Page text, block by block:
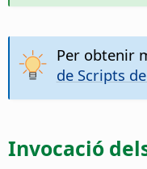
Per obtenir
de Scripts
Invocació